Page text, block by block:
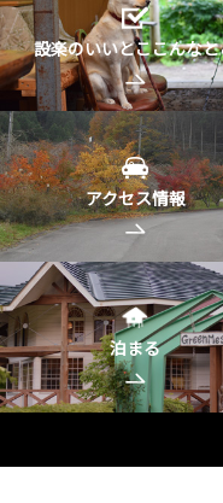
設楽のいいとここんなと
アクセス情報
泊まる